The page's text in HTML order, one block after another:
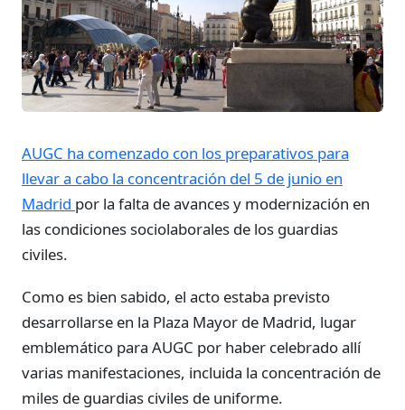
AUGC ha comenzado con los preparativos para
llevar a cabo la concentración del 5 de junio en
Madrid por la falta de avances y modernización en
las condiciones sociolaborales de los guardias
civiles.
Como es bien sabido, el acto estaba previsto
desarrollarse en la Plaza Mayor de Madrid, lugar
emblemático para AUGC por haber celebrado allí
varias manifestaciones, incluida la concentración de
miles de guardias civiles de uniforme.